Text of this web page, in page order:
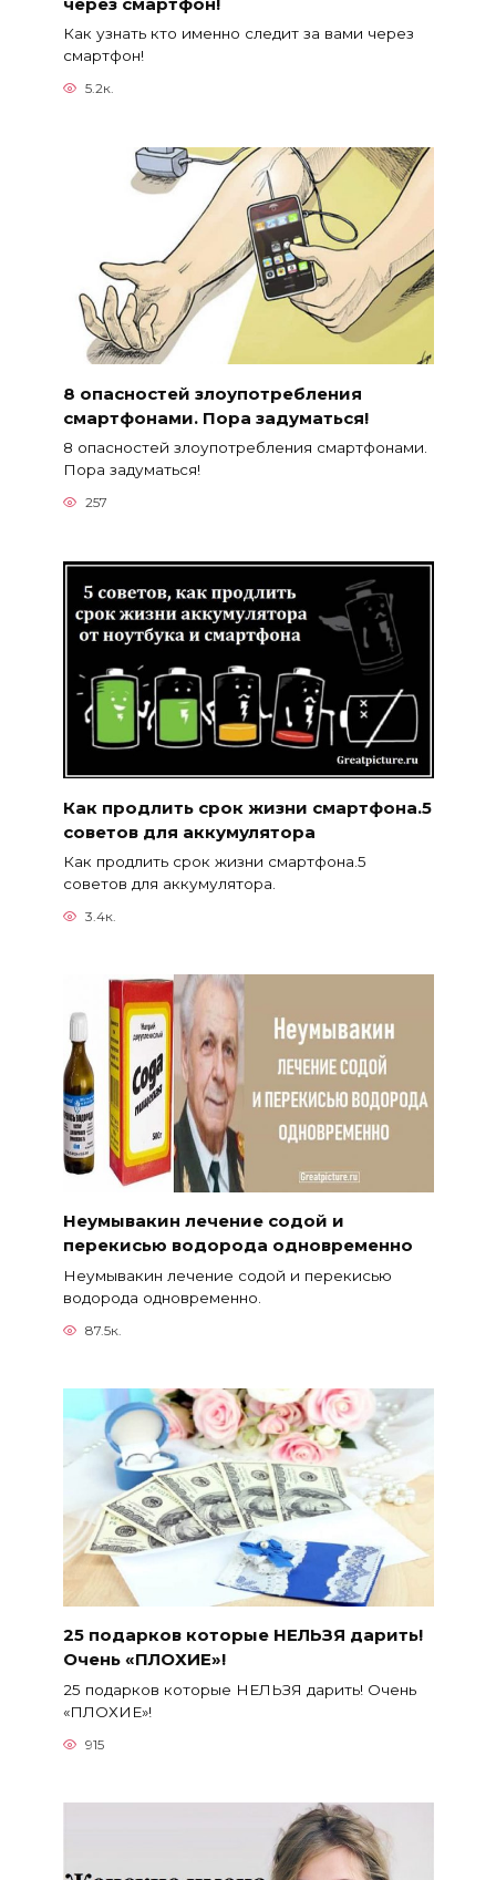
Как узнать кто именно следит за вами через
смартфон!
5.2к.
8 опасностей злоупотребления
смартфонами. Пора задуматься!
8 опасностей злоупотребления смартфонами.
Пора задуматься!
257
Как продлить срок жизни смартфона.5
советов для аккумулятора
Как продлить срок жизни смартфона.5
советов для аккумулятора.
3.4к.
Неумывакин лечение содой и
перекисью водорода одновременно
Неумывакин лечение содой и перекисью
водорода одновременно.
87.5к.
25 подарков которые НЕЛЬЗЯ дарить!
Очень «ПЛОХИЕ»!
25 подарков которые НЕЛЬЗЯ дарить! Очень
«ПЛОХИЕ»!
915